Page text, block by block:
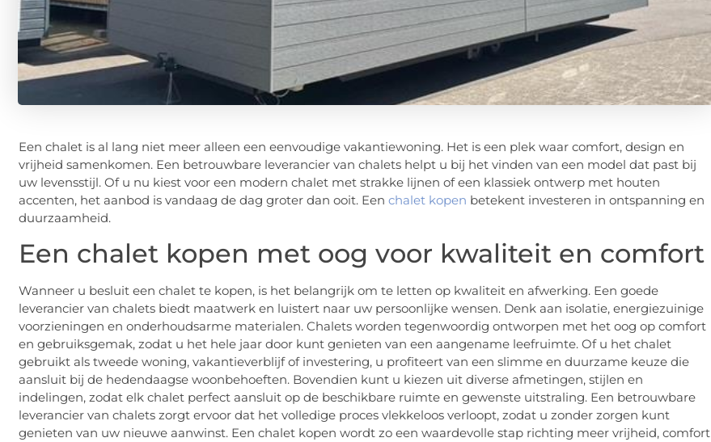
Een chalet is al lang niet meer alleen een eenvoudige vakantiewoning. Het is een plek waar comfort, design en
vrijheid samenkomen. Een betrouwbare leverancier van chalets helpt u bij het vinden van een model dat past bij
uw levensstijl. Of u nu kiest voor een modern chalet met strakke lijnen of een klassiek ontwerp met houten
accenten, het aanbod is vandaag de dag groter dan ooit. Een chalet kopen betekent investeren in ontspanning en
duurzaamheid.
Een chalet kopen met oog voor kwaliteit en comfort
Wanneer u besluit een chalet te kopen, is het belangrijk om te letten op kwaliteit en afwerking. Een goede
leverancier van chalets biedt maatwerk en luistert naar uw persoonlijke wensen. Denk aan isolatie, energiezuinige
voorzieningen en onderhoudsarme materialen. Chalets worden tegenwoordig ontworpen met het oog op comfort
en gebruiksgemak, zodat u het hele jaar door kunt genieten van een aangename leefruimte. Of u het chalet
gebruikt als tweede woning, vakantieverblijf of investering, u profiteert van een slimme en duurzame keuze die
aansluit bij de hedendaagse woonbehoeften. Bovendien kunt u kiezen uit diverse afmetingen, stijlen en
indelingen, zodat elk chalet perfect aansluit op de beschikbare ruimte en gewenste uitstraling. Een betrouwbare
leverancier van chalets zorgt ervoor dat het volledige proces vlekkeloos verloopt, zodat u zonder zorgen kunt
genieten van uw nieuwe aanwinst. Een chalet kopen wordt zo een waardevolle stap richting meer vrijheid, comfort